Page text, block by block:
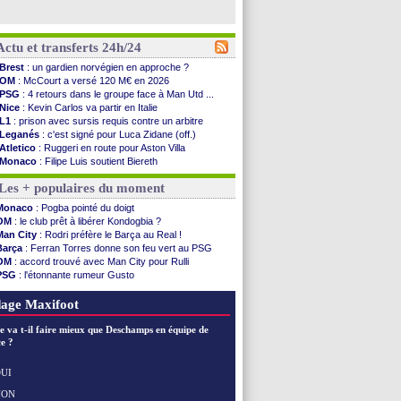
et transferts 24h/24
Brest : un gardien norvégien en approche ?
OM : McCourt a versé 120 M€ en 2026
PSG : 4 retours dans le groupe face à Man Utd ...
Nice : Kevin Carlos va partir en Italie
L1 : prison avec sursis requis contre un arbitre
Leganés : c'est signé pour Luca Zidane (off.)
Atletico : Ruggeri en route pour Aston Villa
Monaco : Filipe Luis soutient Biereth
Lyon: Mangala prêté à Getafe (officiel)
PSG : Nsoki va signer en Croatie
Arsenal: Naples vise Gabriel Jesus
Real: Mastantuono prêté à la Fiorentina (off.)
Man City: accord avec le Barça pour Rodri ?
Rennes : Haise a prolongé (officiel)
Palace : Tomiyasu a convaincu (officiel)
OM : B. Genesio - "ce n'est pas idéal"
TFC : Sion Oppong signe pour 4 ans (officiel)
Norvège: la démission d'Infantino réclamée
Monaco: Filipe Luis veut remplacer Akliouche
Grenade
OM
+ populaires du moment
: Pogba pointé du doigt
: le club prêt à libérer Kondogbia ?
City : Rodri préfère le Barça au Real !
: Ferran Torres donne son feu vert au PSG
: accord trouvé avec Man City pour Rulli
: l'étonnante rumeur Gusto
: Owori battu à mort à Kampala
Maxifoot
va t-il faire mieux que Deschamps en équipe de
?